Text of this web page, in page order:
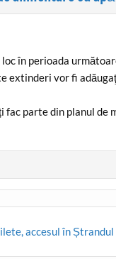
în perioada
extinderi vor fi
parte din planul de
accesul în